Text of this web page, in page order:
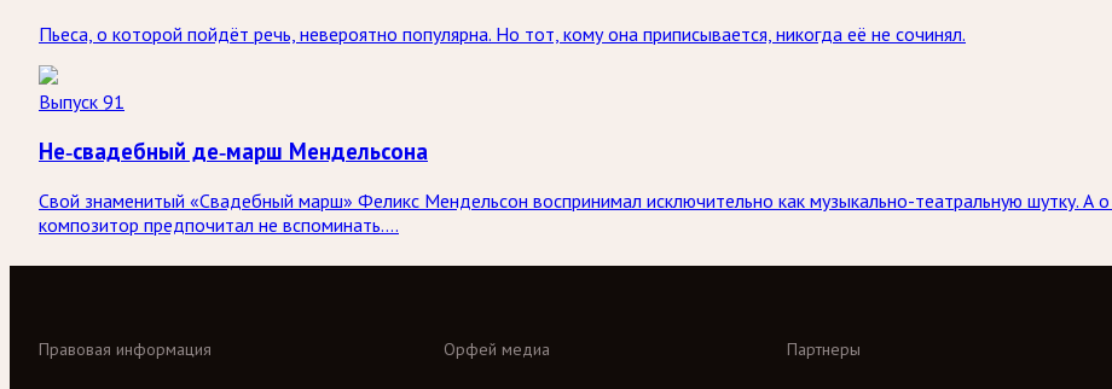
Пьеса, о которой пойдёт речь, невероятно популярна. Но тот, кому она приписывается, никогда её не сочинял.
Выпуск 91
Не-свадебный де-марш Мендельсона
Свой знаменитый «Свадебный марш» Феликс Мендельсон воспринимал исключительно как музыкально-театральную шутку. А
композитор предпочитал не вспоминать….
Орфей медиа Партнеры
Правовая информация